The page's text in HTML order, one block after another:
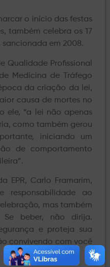
o início das festas
também celebra os 17
sancionada em 2008.
Qualidade Profissional
Medicina de Tráfego
da criação da lei,
causa de mortes no
ele, “a lei não apenas
como também gerou
iniciando um
de comportamento
EPR, Carlo Framarim,
responsabilidade ao
mas também
beber, não dirija.
e proteja sua
convivendo com você